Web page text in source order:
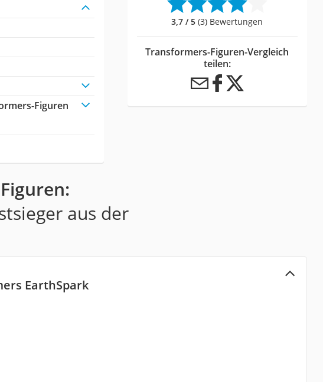
Figuren
3,7 / 5 (3) Bewertungen
Transformers-Figuren-Vergleich
teilen:
aus der
EarthSpark